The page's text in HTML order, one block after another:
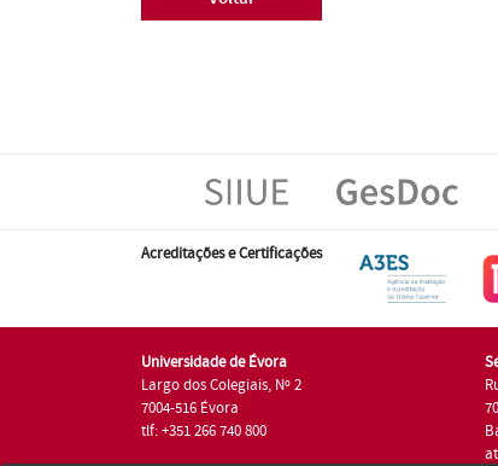
Acreditações e Certificações
Universidade de Évora
Largo dos Colegiais, Nº 2
7004-516 Évora
tlf: +351 266 740 800